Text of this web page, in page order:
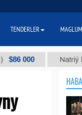
Natriý hlorly
TENDERLER